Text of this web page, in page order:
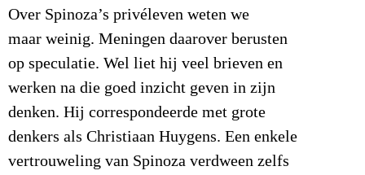
Over Spinoza’s privéleven weten we
maar weinig. Meningen daarover berusten
op speculatie. Wel liet hij veel brieven en
werken na die goed inzicht geven in zijn
denken. Hij correspondeerde met grote
denkers als Christiaan Huygens. Een enkele
vertrouweling van Spinoza verdween zelfs